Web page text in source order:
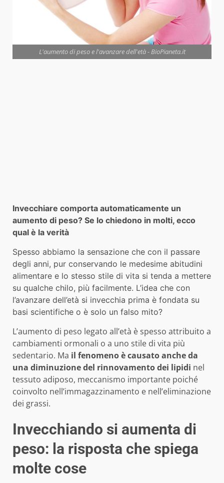
L'aumento di peso e l'avanzare dell'età - BioPianeta.it
Invecchiare comporta automaticamente un
aumento di peso? Se lo chiedono in molti, ecco
qual è la verità
Spesso abbiamo la sensazione che con il passare
degli anni, pur conservando le medesime abitudini
alimentare e lo stesso stile di vita si tenda a mettere
su qualche chilo, più facilmente. L’idea che con
l’avanzare dell’età si invecchia prima è fondata su
basi scientifiche o è solo un falso mito?
L’aumento di peso legato all’età è spesso attribuito a
cambiamenti ormonali o a uno stile di vita più
sedentario. Ma il fenomeno è causato anche da
una diminuzione del rinnovamento dei lipidi nel
tessuto adiposo, meccanismo importante poiché
coinvolto nell’immagazzinamento e nell’eliminazione
dei grassi.
Invecchiando si aumenta di
peso: la risposta che spiega
molte cose